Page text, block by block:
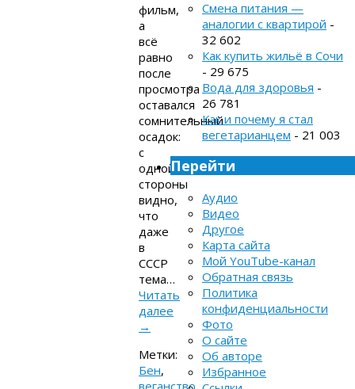
фильм,
а
всё
равно
после
просмотра
оставался
сомнительный
осадок:
с
одной
стороны
видно,
что
даже
в
СССР
тема…
Читать
далее
→
Метки:
Бен,
Смена питания —
аналогии с квартирой -
32 602
Как купить жильё в Сочи
- 29 675
Вода для здоровья -
26 781
Как и почему я стал
вегетарианцем - 21 003
Перейти
Аудио
Видео
Другое
Карта сайта
Мой YouTube-канал
Обратная связь
Политика
конфиденциальности
Фото
О сайте
Об авторе
Избранное